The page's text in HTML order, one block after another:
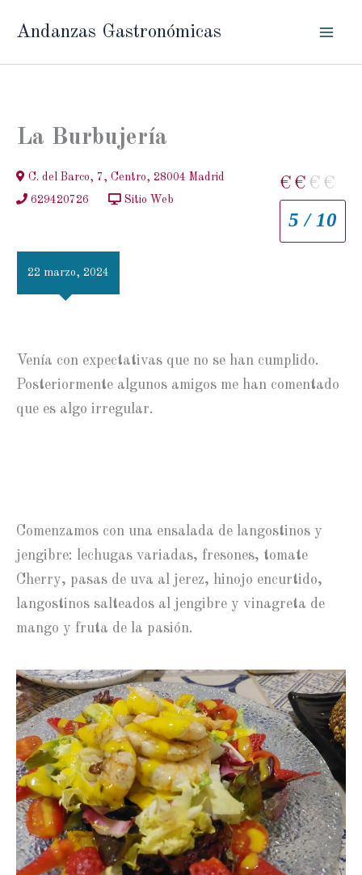
Andanzas Gastronómicas
La Burbujería
C. del Barco, 7, Centro, 28004 Madrid
629420726
Sitio Web
€ € € €
5 / 10
22 marzo, 2024
Venía con expectativas que no se han cumplido.
Posteriormente algunos amigos me han comentado
que es algo irregular.
Comenzamos con una ensalada de langostinos y
jengibre: lechugas variadas, fresones, tomate
Cherry, pasas de uva al jerez, hinojo encurtido,
langostinos salteados al jengibre y vinagreta de
mango y fruta de la pasión.